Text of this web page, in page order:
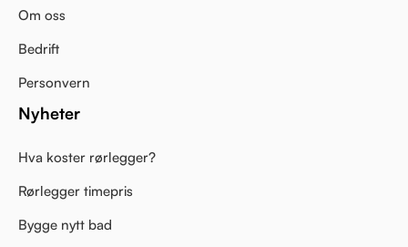
Om oss
Bedrift
Personvern
Nyheter
Hva koster rørlegger?
Rørlegger timepris
Bygge nytt bad